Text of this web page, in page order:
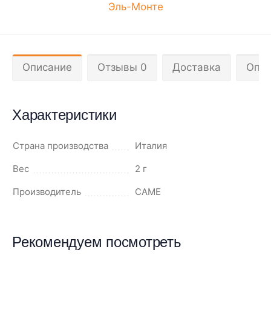
Эль-Монте
Описание Отзывы 0 Доставка
Характеристики
Страна производства
Италия
Вес
2 г
Производитель
CAME
Рекомендуем посмотреть